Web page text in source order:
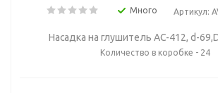
Много Артикул:
Насадка на глушитель AC-412, d-
Количество в коробке - 24